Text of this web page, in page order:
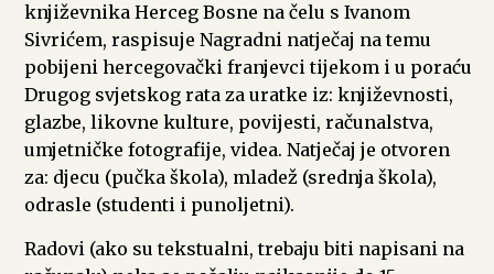
književnika Herceg Bosne na čelu s Ivanom
Sivrićem, raspisuje Nagradni natječaj na temu
pobijeni hercegovački franjevci tijekom i u poraću
Drugog svjetskog rata za uratke iz: književnosti,
glazbe, likovne kulture, povijesti, računalstva,
umjetničke fotografije, videa. Natječaj je otvoren
za: djecu (pučka škola), mladež (srednja škola),
odrasle (studenti i punoljetni).
Radovi (ako su tekstualni, trebaju biti napisani na